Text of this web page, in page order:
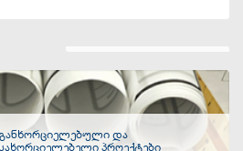
და
პროექტები